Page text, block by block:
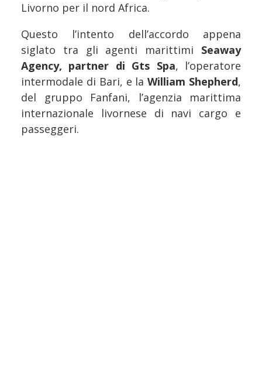
Livorno per il nord Africa.
Questo l’intento dell’accordo appena
siglato tra gli agenti marittimi Seaway
Agency, partner di Gts Spa, l’operatore
intermodale di Bari, e laWilliam Shepherd,
del gruppo Fanfani, l’agenzia marittima
internazionale livornese di navi cargo e
passeggeri.